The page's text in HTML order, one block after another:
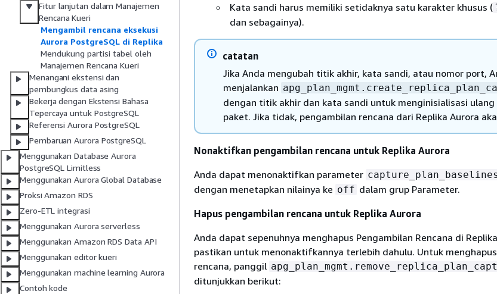
Fitur lanjutan dalam Manajemen
Rencana Kueri
Mengambil rencana eksekusi
Aurora PostgreSQL di Replika
Mendukung partisi tabel oleh
Manajemen Rencana Kueri
Menangani ekstensi dan
pembungkus data asing
Bekerja dengan Ekstensi Bahasa
Tepercaya untuk PostgreSQL
Referensi Aurora PostgreSQL
Pembaruan Aurora PostgreSQL
Menggunakan Database Aurora
PostgreSQL Limitless
Menggunakan Aurora Global Database
Proksi Amazon RDS
Zero-ETL integrasi
Menggunakan Aurora serverless
Menggunakan Amazon RDS Data API
Menggunakan editor kueri
Menggunakan machine learning Aurora
Contoh kode
Kata sandi harus memiliki setidaknya satu karakter khusus (
dan sebagainya).
catatan
Jika Anda mengubah titik akhir, kata sandi, atau nomor port,
menjalankan
dengan titik akhir dan kata sandi untuk menginisialisasi ulang
paket. Jika tidak, pengambilan rencana dari Replika Aurora
Nonaktifkan pengambilan rencana untuk Replika Aurora
Anda dapat menonaktifkan parameter capture_plan_baselines
dengan menetapkan nilainya ke off dalam grup Parameter.
Hapus pengambilan rencana untuk Replika Aurora
Anda dapat sepenuhnya menghapus Pengambilan Rencana di
pastikan untuk menonaktifkannya terlebih dahulu. Untuk
rencana, panggil
ditunjukkan berikut: